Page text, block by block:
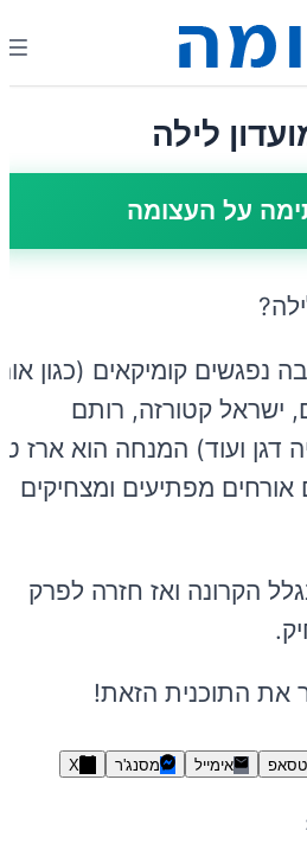
לילה
על העצומה
נפגשים קומיקאים (כגון
ישראל קטורזה, רותם
דגן ועוד) המנחה הוא ארז
אורחים מפתיעים ומצחיקים
הקרונה ואז חזרה לפרק
את התוכנית הזאת!
אימייל מסנג'ר X